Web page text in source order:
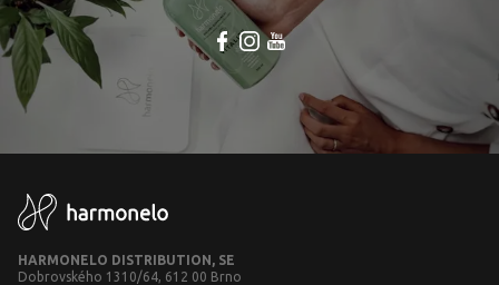
HARMONELO DISTRIBUTION, SE
Dobrovského 1310/64, 612 00 Brno